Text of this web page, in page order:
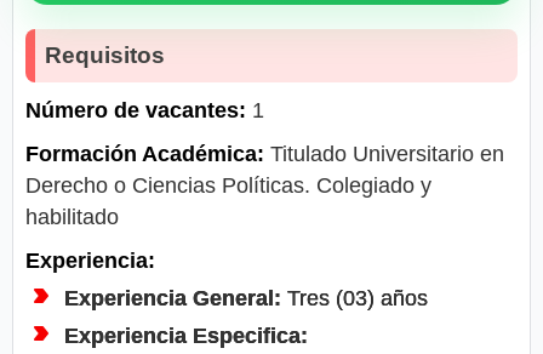
Requisitos
Número de vacantes: 1
Formación Académica: Titulado Universitario en
Derecho o Ciencias Políticas. Colegiado y
habilitado
Experiencia:
Experiencia General: Tres (03) años
Experiencia Especifica: